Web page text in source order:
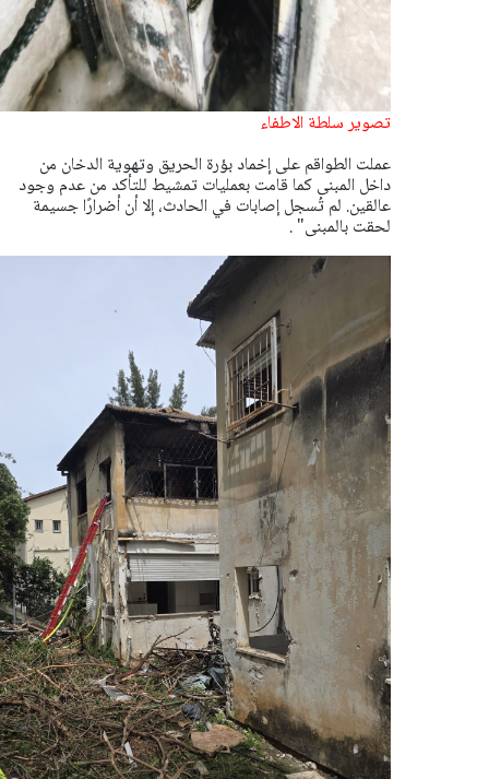
تصوير سلطة الاطفاء
عملت الطواقم على إخماد بؤرة الحريق وتهوية الدخان من
داخل المبنى كما قامت بعمليات تمشيط للتأكد من عدم وجود
عالقين. لم تُسجل إصابات في الحادث، إلا أن أضرارًا جسيمة
لحقت بالمبنى" .